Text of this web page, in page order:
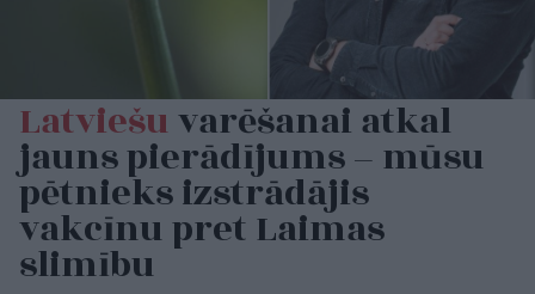
Latviešuvarēšanai atkal
jauns pierādījums – mūsu
pētnieks izstrādājis
vakcīnu pret Laimas
slimību